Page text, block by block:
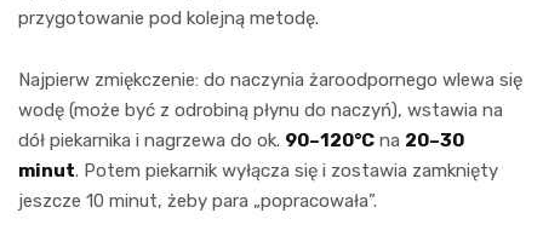
przygotowanie pod kolejną metodę.
Najpierw zmiękczenie: do naczynia żaroodpornego wlewa się
wodę (może być z odrobiną płynu do naczyń), wstawia na
dół piekarnika i nagrzewa do ok. 90–120°C na 20–30
minut. Potem piekarnik wyłącza się i zostawia zamknięty
jeszcze 10 minut, żeby para „popracowała”.